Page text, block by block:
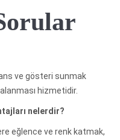
ve gösteri sunmak
hizmetidir.
nelerdir?
eğlence ve renk katmak,